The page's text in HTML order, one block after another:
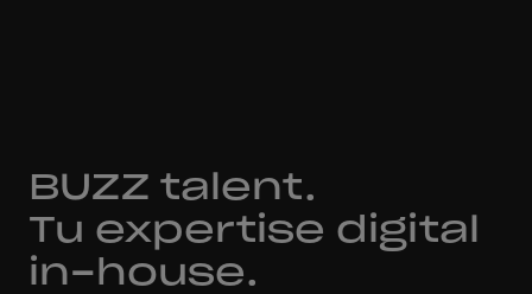
BUZZ talent.
Tu expertise digital
in-house.